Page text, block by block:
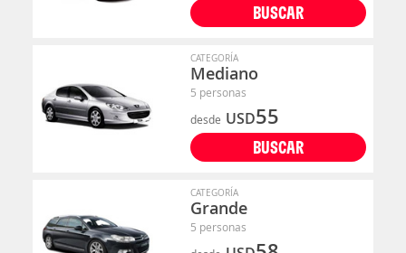
BUSCAR
CATEGORÍA
Mediano
5 personas
desde USD55
BUSCAR
CATEGORÍA
Grande
5 personas